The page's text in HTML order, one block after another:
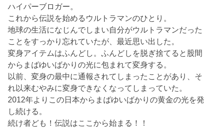
ハイパーブロガー。
これから伝説を始めるウルトラマンのひとり。
地球の生活になじんでしまい自分がウルトラマンだった
ことをすっかり忘れていたが、最近思い出した。
変身アイテムはふんどし。ふんどしを脱ぎ捨てると股間
からまばゆいばかりの光に包まれて変身する。
以前、変身の最中に通報されてしまったことがあり、そ
れ以来むやみに変身できなくなってしまっていた。
2012年よりこの日本からまばゆいばかりの黄金の光を発
し続ける。
続け者ども！伝説はここから始まる！！